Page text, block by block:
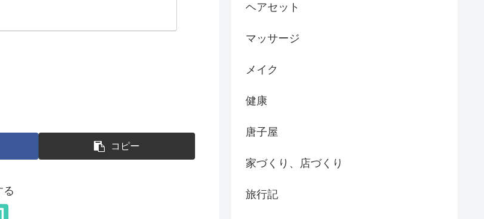
コピー
る
ヘアセット
マッサージ
メイク
健康
唐子屋
家づくり、店づくり
旅行記